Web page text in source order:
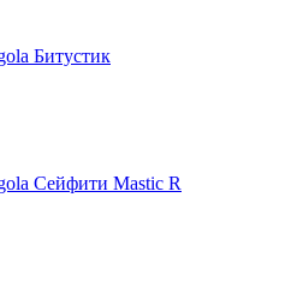
Битустик
Сейфити Mastic R